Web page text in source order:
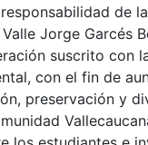
de
Jorge Garcés
suscrito con
con el fin de
preservación y